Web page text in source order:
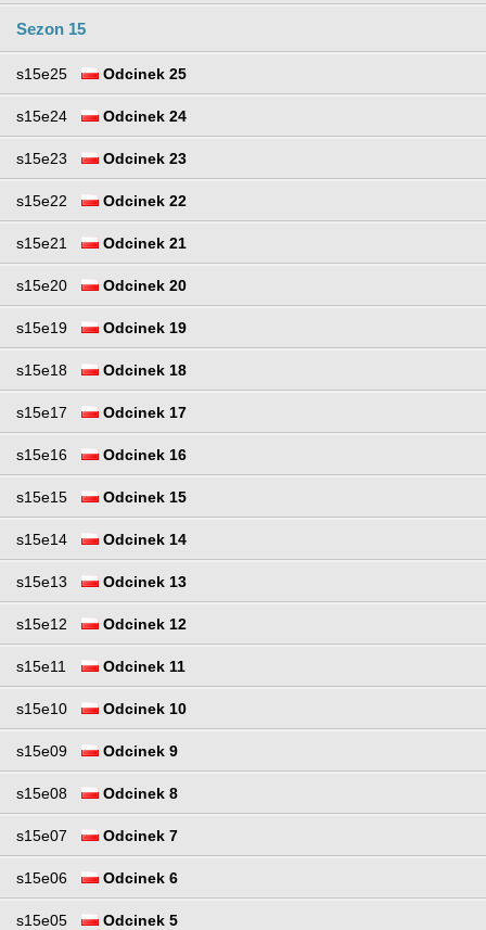
Sezon 15
s15e25 Odcinek 25
s15e24 Odcinek 24
s15e23 Odcinek 23
s15e22 Odcinek 22
s15e21 Odcinek 21
s15e20 Odcinek 20
s15e19 Odcinek 19
s15e18 Odcinek 18
s15e17 Odcinek 17
s15e16 Odcinek 16
s15e15 Odcinek 15
s15e14 Odcinek 14
s15e13 Odcinek 13
s15e12 Odcinek 12
s15e11 Odcinek 11
s15e10 Odcinek 10
s15e09 Odcinek 9
s15e08 Odcinek 8
s15e07 Odcinek 7
s15e06 Odcinek 6
s15e05 Odcinek 5